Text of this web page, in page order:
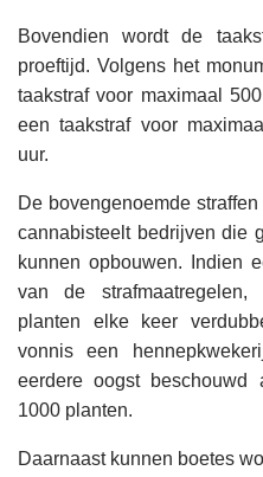
Bovendien wordt de
proeftijd. Volgens het
taakstraf voor maximaal
een taakstraf voor
uur.
De bovengenoemde
cannabisteelt bedrijven die
kunnen opbouwen. Indien
van de
planten elke keer
vonnis een
eerdere oogst beschouwd
1000 planten.
Daarnaast kunnen boetes